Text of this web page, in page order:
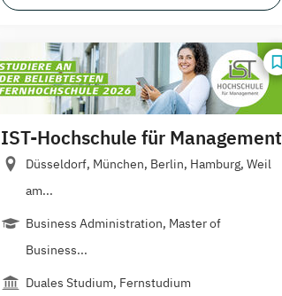
IST-Hochschule für Management
Düsseldorf, München, Berlin, Hamburg, Weil
am...
Business Administration, Master of
Business...
Duales Studium, Fernstudium